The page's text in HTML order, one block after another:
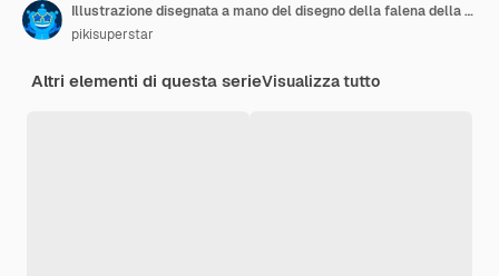
Illustrazione disegnata a mano del disegno della falena della morte
pikisuperstar
Altri elementi di questa serieVisualizza tutto